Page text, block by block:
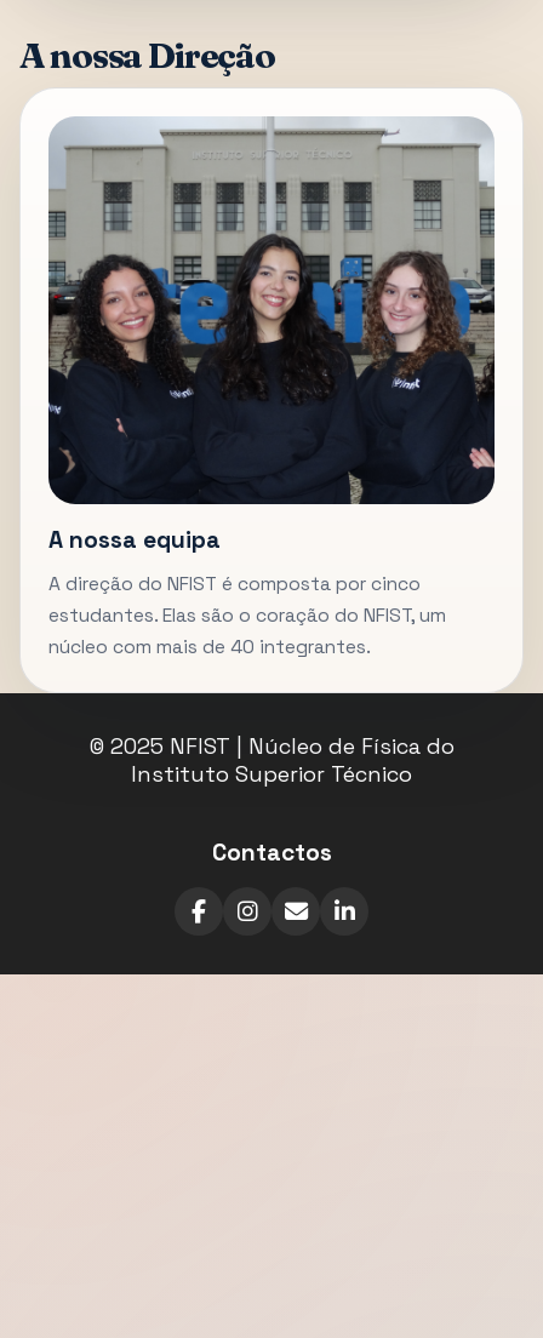
A nossa Direção
A nossa equipa
A direção do NFIST é composta por cinco
estudantes. Elas são o coração do NFIST, um
núcleo com mais de 40 integrantes.
© 2025 NFIST | Núcleo de Física do
Instituto Superior Técnico
Contactos